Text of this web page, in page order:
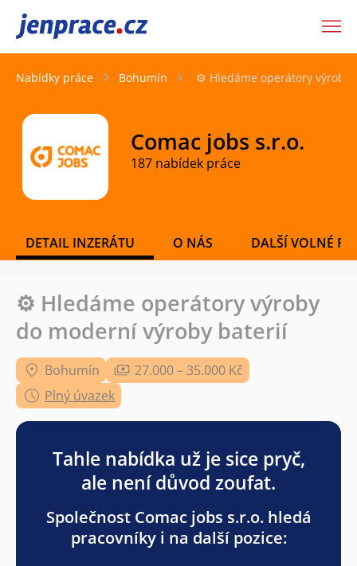
JenPráce.cz
Nabídky práce Bohumín ⚙️ Hledáme operátory výroby
Comac jobs s.r.o.
187 nabídek práce
DETAIL INZERÁTU O NÁS DALŠÍ VOLNÉ
⚙️ Hledáme operátory výroby
do moderní výroby baterií
Bohumín
27.000 – 35.000 Kč
Plný úvazek
Tahle nabídka už je sice pryč,
ale není důvod zoufat.
Společnost Comac jobs s.r.o. hledá
pracovníky i na další pozice: